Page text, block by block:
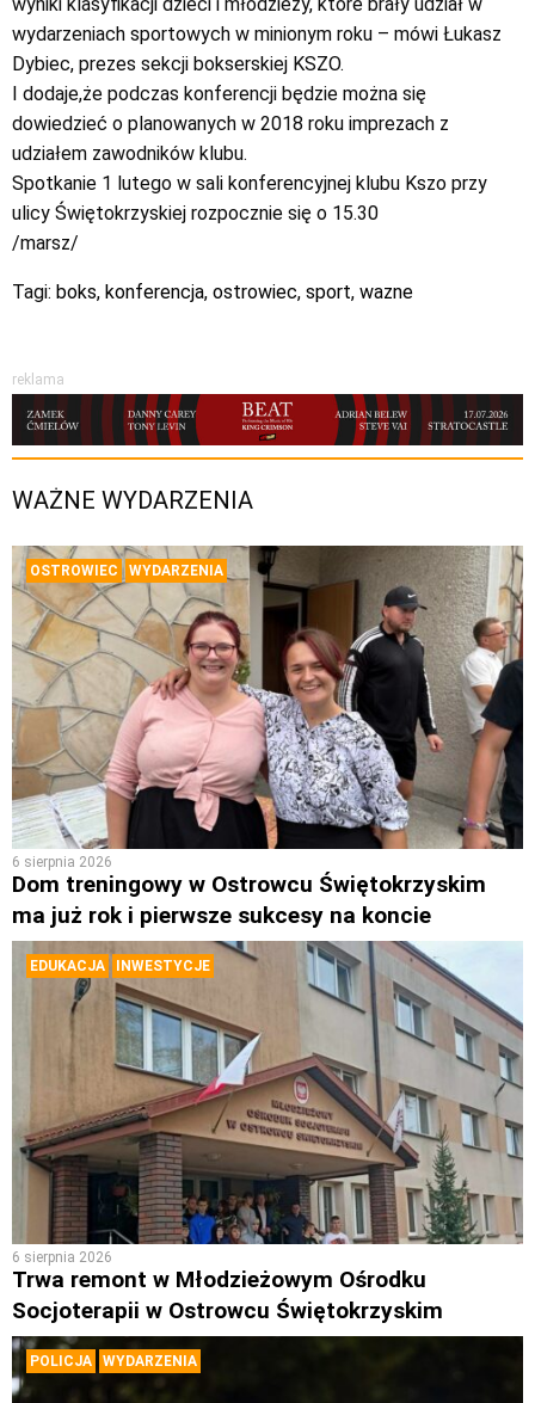
wydarzeniach sportowych w minionym roku – mówi Łukasz
Dybiec, prezes sekcji bokserskiej KSZO.
I dodaje,że podczas konferencji będzie można się
dowiedzieć o planowanych w 2018 roku imprezach z
udziałem zawodników klubu.
Spotkanie 1 lutego w sali konferencyjnej klubu Kszo przy
ulicy Świętokrzyskiej rozpocznie się o 15.30
/marsz/
Tagi: boks, konferencja, ostrowiec, sport, wazne
reklama
WAŻNE WYDARZENIA
OSTROWIEC WYDARZENIA
6 sierpnia 2026
Dom treningowy w Ostrowcu Świętokrzyskim
ma już rok i pierwsze sukcesy na koncie
EDUKACJA INWESTYCJE
6 sierpnia 2026
Trwa remont w Młodzieżowym Ośrodku
Socjoterapii w Ostrowcu Świętokrzyskim
POLICJA WYDARZENIA